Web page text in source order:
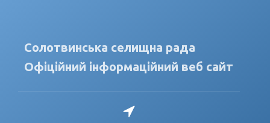
Солотвинська селищна рада
Офіційний інформаційний веб сайт